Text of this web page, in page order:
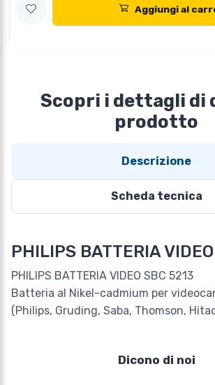
Aggiungi al
Scopri i dettagli di
prodotto
Descrizione
Scheda tecnica
PHILIPS BATTERIA
PHILIPS BATTERIA VIDEO SBC 5213
Batteria al Nikel-cadmium per
(Philips, Gruding, Saba, Thomson,
Dicono di noi